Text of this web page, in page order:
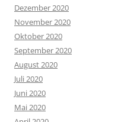
Dezember 2020
November 2020
Oktober 2020
September 2020
August 2020
Juli 2020
Juni 2020
Mai 2020